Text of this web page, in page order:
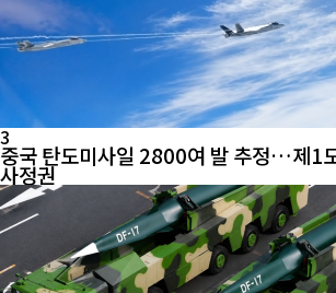
3
중국 탄도미사일 2800여 발 추정…제1
사정권